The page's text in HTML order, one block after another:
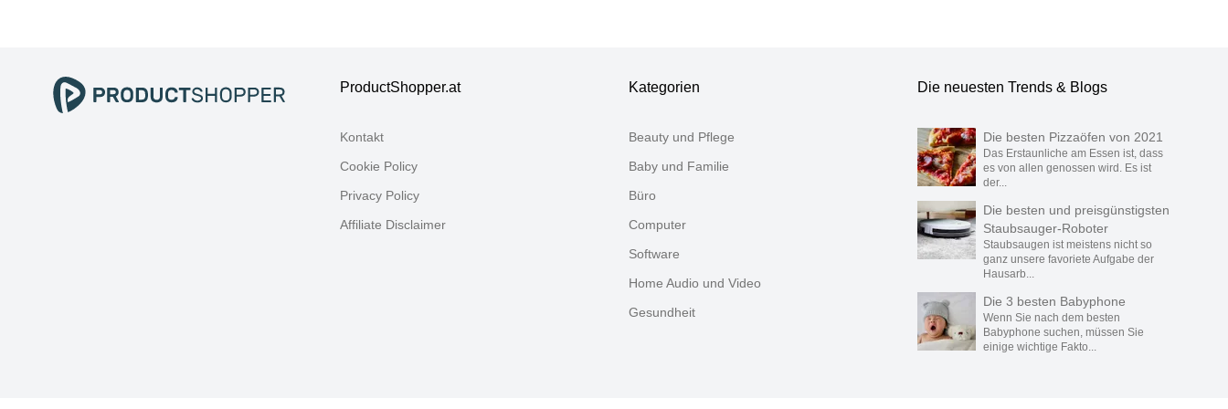
ProductShopper.at
Kontakt
Cookie Policy
Privacy Policy
Affiliate Disclaimer
Kategorien
Beauty und Pflege
Baby und Familie
Büro
Computer
Software
Home Audio und Video
Gesundheit
Die neuesten Trends & Blogs
Die besten Pizzaöfen von 2021
Das Erstaunliche am Essen ist, dass
es von allen genossen wird. Es ist
der...
Die besten und preisgünstigsten
Staubsauger-Roboter
Staubsaugen ist meistens nicht so
ganz unsere favoriete Aufgabe der
Hausarb...
Die 3 besten Babyphone
Wenn Sie nach dem besten
Babyphone suchen, müssen Sie
einige wichtige Fakto...